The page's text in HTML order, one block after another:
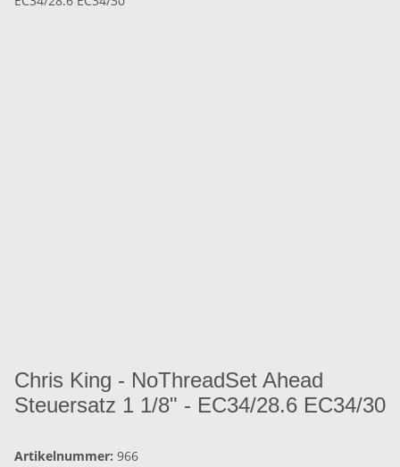
Chris King - NoThreadSet Ahead
Steuersatz 1 1/8" - EC34/28.6 EC34/30
Artikelnummer: 966